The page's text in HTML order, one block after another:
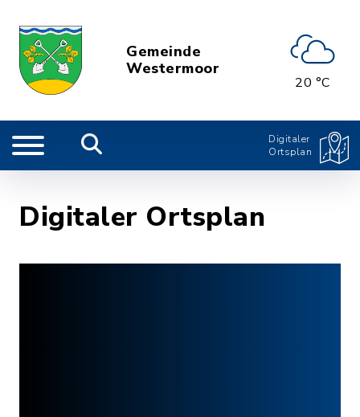
Gemeinde
Westermoor
20 °C
Digitaler
Ortsplan
Digitaler Ortsplan